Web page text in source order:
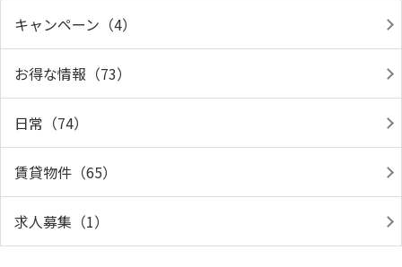
キャンペーン（4）
お得な情報（73）
日常（74）
賃貸物件（65）
求人募集（1）